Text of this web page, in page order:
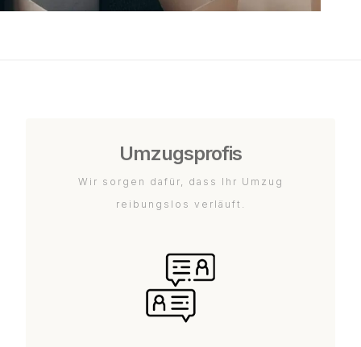
Umzugsprofis
Wir sorgen dafür, dass Ihr Umzug
reibungslos verläuft.